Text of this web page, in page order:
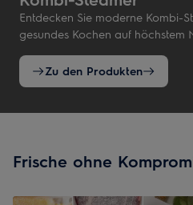
Entdecken Sie moderne Kombi-
gesundes Kochen auf höchstem
Zu den Produkten
Frische ohne